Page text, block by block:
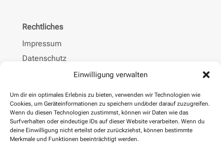
Einwilligung verwalten
Um dir ein optimales Erlebnis zu bieten, verwenden wir Technologien wie
Cookies, um Geräteinformationen zu speichern und/oder darauf zuzugreifen.
Wenn du diesen Technologien zustimmst, können wir Daten wie das
Surfverhalten oder eindeutige IDs auf dieser Website verarbeiten. Wenn du
deine Einwilligung nicht erteilst oder zurückziehst, können bestimmte
Merkmale und Funktionen beeinträchtigt werden.
Rechtliches
Impressum
Datenschutz